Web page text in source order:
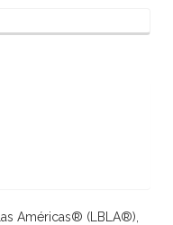
Américas® (LBLA®),